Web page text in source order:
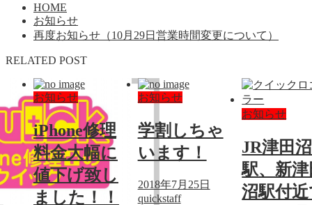
HOME
お知らせ
再度お知らせ（10月29日営業時間変更について）
RELATED POST
お知らせ
iPhone修理
料金大幅に
値下げ致し
ました！！
お知らせ
学割しちゃ
います！
2018年7月25日
quickstaff
お知らせ
JR津田沼
駅、新
沼駅付